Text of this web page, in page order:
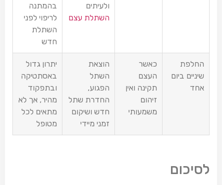
ולעיתים
השתלת עצם
בהמתנה
לריפוי לפני
השתלת
חדש
החלפת
שיניים ביום
אחד
כאשר
העצם
תקינה ואין
זיהום
משמעותי
הוצאת
השתל
הפגוע,
החדרת שתל
חדש ושיקום
זמני מיידי
יתרון גדול
באסתטיקה
ובתפקוד
מהיר, אך לא
מתאים לכל
מטופל
לסיכום